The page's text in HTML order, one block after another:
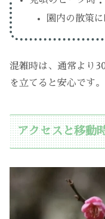
園内の散策
混雑時は、通常より
を立てると安心です。
アクセスと移動